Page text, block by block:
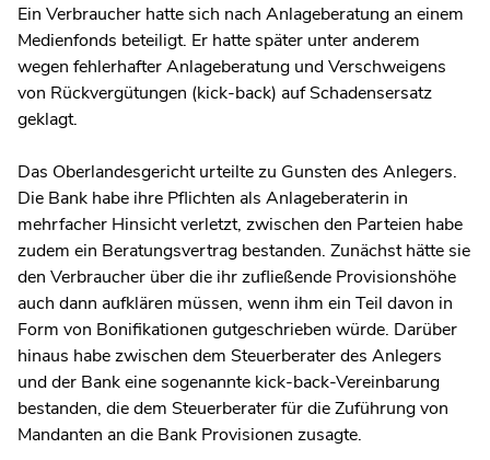
Ein Verbraucher hatte sich nach Anlageberatung an einem
Medienfonds beteiligt. Er hatte später unter anderem
wegen fehlerhafter Anlageberatung und Verschweigens
von Rückvergütungen (kick-back) auf Schadensersatz
geklagt.
Das Oberlandesgericht urteilte zu Gunsten des Anlegers.
Die Bank habe ihre Pflichten als Anlageberaterin in
mehrfacher Hinsicht verletzt, zwischen den Parteien habe
zudem ein Beratungsvertrag bestanden. Zunächst hätte sie
den Verbraucher über die ihr zufließende Provisionshöhe
auch dann aufklären müssen, wenn ihm ein Teil davon in
Form von Bonifikationen gutgeschrieben würde. Darüber
hinaus habe zwischen dem Steuerberater des Anlegers
und der Bank eine sogenannte kick-back-Vereinbarung
bestanden, die dem Steuerberater für die Zuführung von
Mandanten an die Bank Provisionen zusagte.